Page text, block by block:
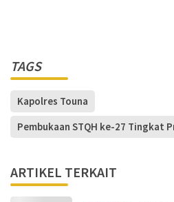
TAGS
Kapolres Touna
Pembukaan STQH ke-27 Tingkat
ARTIKEL TERKAIT